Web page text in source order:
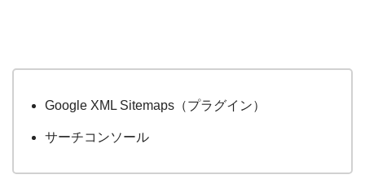
Google XML Sitemaps（プラグイン）
サーチコンソール